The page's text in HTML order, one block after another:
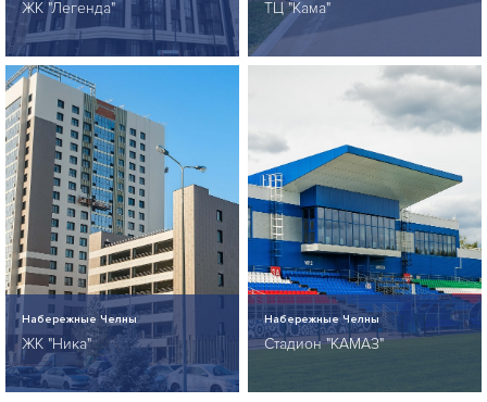
ЖК "Легенда" ТЦ "Кама"
Набережные Челны
ЖК "Ника"
Набережные Челны
Стадион "КАМАЗ"